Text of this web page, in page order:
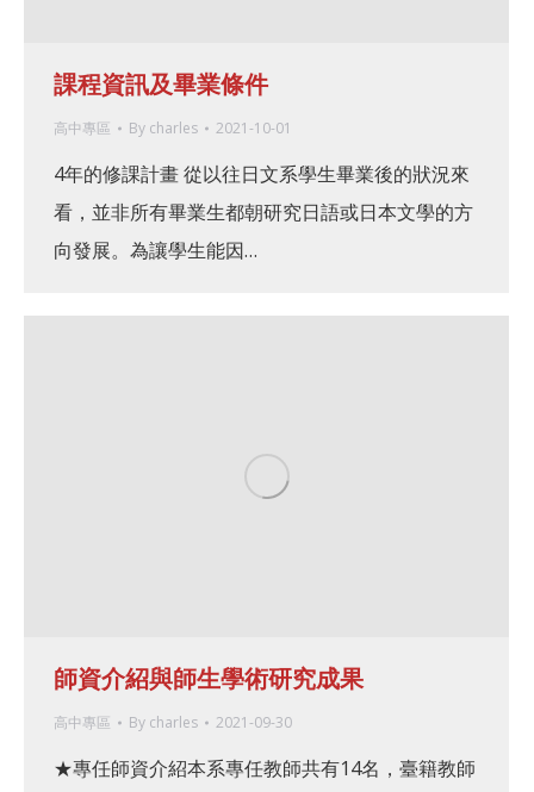
課程資訊及畢業條件
高中專區 By charles 2021-10-01
4年的修課計畫 從以往日文系學生畢業後的狀況來
看，並非所有畢業生都朝研究日語或日本文學的方
向發展。為讓學生能因…
師資介紹與師生學術研究成果
高中專區 By charles 2021-09-30
★專任師資介紹本系專任教師共有14名，臺籍教師